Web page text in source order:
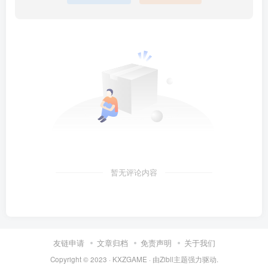
暂无评论内容
友链申请 文章归档 免责声明 关于我们
Copyright © 2023 · KXZGAME · 由Zibll主题强力驱动.